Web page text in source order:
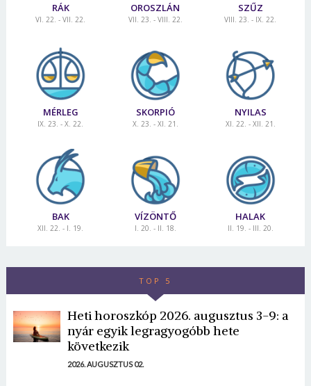
RÁK
VI. 22. - VII. 22.
OROSZLÁN
VII. 23. - VIII. 22.
SZŰZ
VIII. 23. - IX. 22.
MÉRLEG
IX. 23. - X. 22.
SKORPIÓ
X. 23. - XI. 21.
NYILAS
XI. 22. - XII. 21.
BAK
XII. 22. - I. 19.
VÍZÖNTŐ
I. 20. - II. 18.
HALAK
II. 19. - III. 20.
TOP 5
Heti horoszkóp 2026. augusztus 3-9: a
nyár egyik legragyogóbb hete
következik
2026. AUGUSZTUS 02.